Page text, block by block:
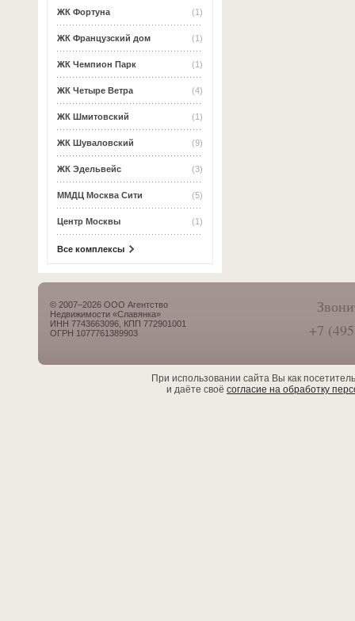
(1)
ЖК Фортуна
(1)
ЖК Французский дом
(1)
ЖК Чемпион Парк
(4)
ЖК Четыре Ветра
(1)
ЖК Шмитовский
(9)
ЖК Шуваловский
(3)
ЖК Эдельвейс
(5)
ММДЦ Москва Сити
(1)
Центр Москвы
Все комплексы
© 2007–2026 ООО Агентство
Недвижимости «Славянка»
ИНН 7743663096, КПП 772901001
ОГРН 1077761389903
+7
При использовании сайта Вы как
и даёте своё согласие на обработку